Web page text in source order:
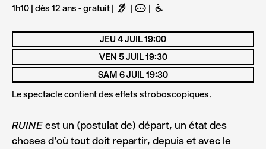
1h10 | dès 12 ans - gratuit F A B
RUINE est un (postulat de) départ, un état des
choses d’où tout doit repartir, depuis et avec le
JEU 4 JUIL 19:00
VEN 5 JUIL 19:30
SAM 6 JUIL 19:30
Le spectacle contient des effets stroboscopiques.